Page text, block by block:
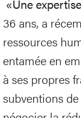
«Une
36 ans, a
ressources
entamée en
à ses propres
subventions